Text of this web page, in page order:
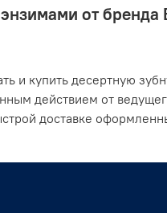
от бренда
купить десертную
действием от
доставке